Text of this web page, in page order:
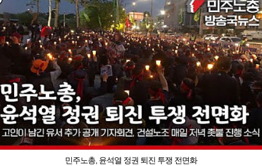
민주노총, 윤석열 정권 퇴진 투쟁 전면화